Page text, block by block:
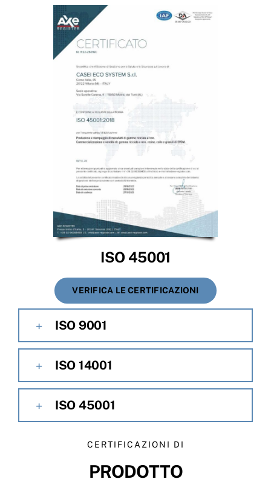
ISO 45001
VERIFICA LE CERTIFICAZIONI
ISO 9001
ISO 14001
ISO 45001
CERTIFICAZIONI DI
PRODOTTO